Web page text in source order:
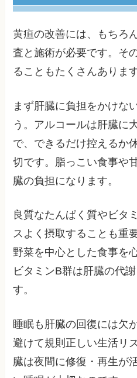
黄疸の改善には、もちろ
査と施術が必要です。そ
ることもたくさんあります
まず肝臓に負担をかけな
う。アルコールは肝臓に
で、できるだけ控えるか
切です。脂っこい食事や
臓の負担になります。
良質なたんぱく質やビタ
スよく摂取することも重
野菜を中心とした食事を
ビタミンB群は肝臓の代
す。
睡眠も肝臓の回復には欠
避けて規則正しい生活リ
臓は夜間に修復・再生が